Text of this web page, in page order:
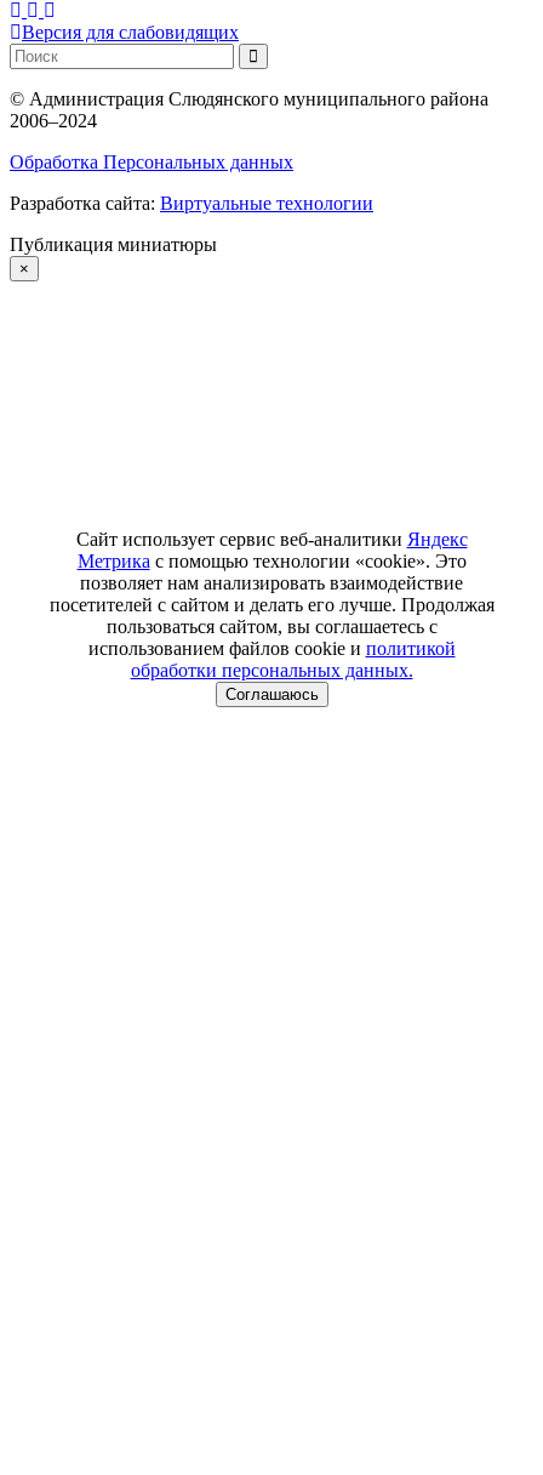
Версия для слабовидящих
© Администрация Слюдянского муниципального района
2006–2024
Обработка Персональных данных
Разработка сайта: Виртуальные технологии
Публикация миниатюры
×
Сайт использует сервис веб-аналитики Яндекс
Метрика с помощью технологии «cookie». Это
позволяет нам анализировать взаимодействие
посетителей с сайтом и делать его лучше. Продолжая
пользоваться сайтом, вы соглашаетесь с
использованием файлов cookie и политикой
обработки персональных данных.
Соглашаюсь